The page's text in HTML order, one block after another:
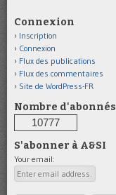
Connexion
Inscription
Connexion
Flux des publications
Flux des commentaires
Site de WordPress-FR
Nombre d'abonnés
10777
S'abonner à A&SI
Your email: